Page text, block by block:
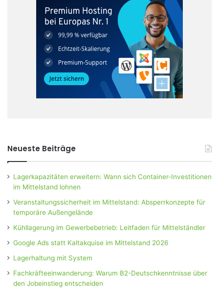
Neueste Beiträge
Lagerkapazitäten erweitern: Wann sich Container-Investitionen
im Mittelstand lohnen
Veranstaltungssicherheit im Mittelstand: Absperrkonzepte für
temporäre Außengelände
Kühllagerung im Gewerbebetrieb: Leitfaden für Mittelständler
Google Ads statt Kaltakquise im Mittelstand 2026
Lagerhaltung mit System
Fachkräfteeinwanderung: Warum B2-Deutschkenntnisse über
den Jobeinstieg entscheiden